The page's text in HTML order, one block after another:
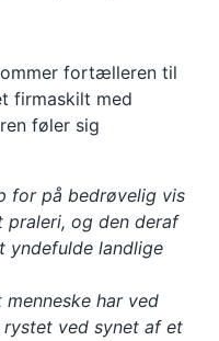
fortælleren til
firmaskilt med
føler sig
for på bedrøvelig vis
og den deraf
yndefulde landlige
har ved
ved synet af et